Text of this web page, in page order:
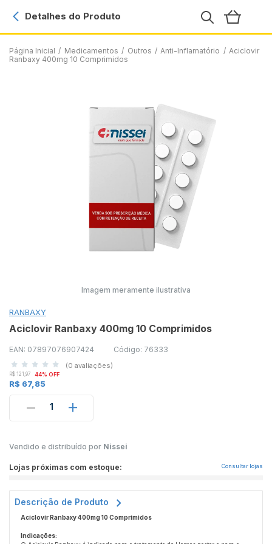
Página Inicial / Medicamentos / Outros / Anti-Inflamatório / Aciclovir
Ranbaxy 400mg 10 Comprimidos
Detalhes do Produto
Imagem meramente ilustrativa
RANBAXY
Aciclovir Ranbaxy 400mg 10 Comprimidos
EAN: 07897076907424 Código: 76333
(0 avaliações)
R$ 121,97 44% OFF
R$ 67,85
1
Vendido e distribuído por Nissei
Lojas próximas com estoque: Consultar lojas
Descrição de Produto
Aciclovir Ranbaxy 400mg 10 Comprimidos
Indicações: